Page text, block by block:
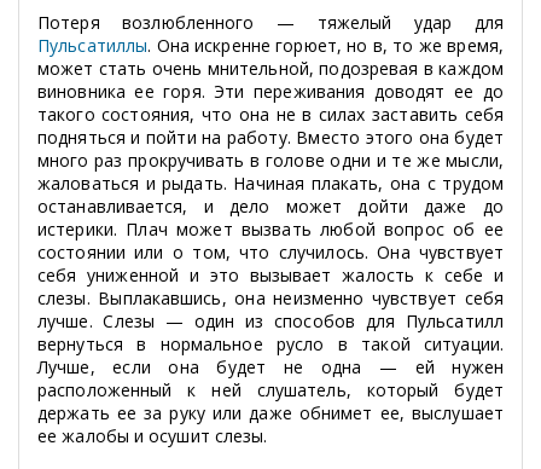
Потеря возлюбленного — тяжелый удар для
Пульсатиллы. Она искренне горюет, но в, то же время,
может стать очень мнительной, подозревая в каждом
виновника ее горя. Эти переживания доводят ее до
такого состояния, что она не в силах заставить себя
подняться и пойти на работу. Вместо этого она будет
много раз прокручивать в голове одни и те же мысли,
жаловаться и рыдать. Начиная плакать, она с трудом
останавливается, и дело может дойти даже до
истерики. Плач может вызвать любой вопрос об ее
состоянии или о том, что случилось. Она чувствует
себя униженной и это вызывает жалость к себе и
слезы. Выплакавшись, она неизменно чувствует себя
лучше. Слезы — один из способов для Пульсатилл
вернуться в нормальное русло в такой ситуации.
Лучше, если она будет не одна — ей нужен
расположенный к ней слушатель, который будет
держать ее за руку или даже обнимет ее, выслушает
ее жалобы и осушит слезы.